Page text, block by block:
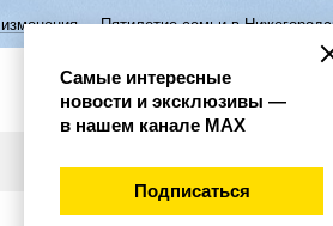
семьи в Нижегородской области
Самые интересные
новости и эксклюзивы —
в нашем канале МАХ
Подписаться